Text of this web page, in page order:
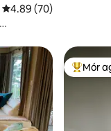
Meánrátáil 4.89 as 5,
4.89 (70)
An-Mór